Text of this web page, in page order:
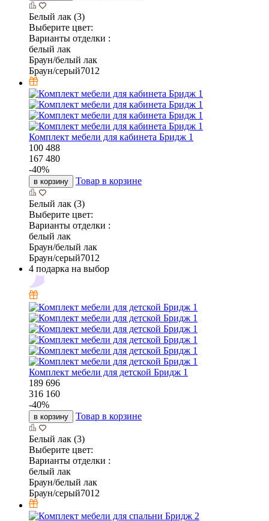
Белый лак (3)
Выберите цвет:
Варианты отделки :
белый лак
Браун/белый лак
Браун/серый7012
Комплект мебели для кабинета Бридж 1
100 488
167 480
-40%
в корзину Товар в корзине
Белый лак (3)
Выберите цвет:
Варианты отделки :
белый лак
Браун/белый лак
Браун/серый7012
4 подарка на выбор
Комплект мебели для детской Бридж 1
189 696
316 160
-40%
в корзину Товар в корзине
Белый лак (3)
Выберите цвет:
Варианты отделки :
белый лак
Браун/белый лак
Браун/серый7012